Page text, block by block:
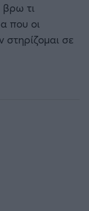
τι
που οι
στηρίζομαι σε